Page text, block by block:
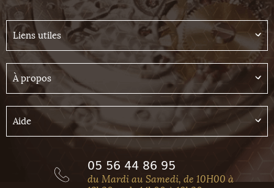
Liens utiles
À propos
Aide
05 56 44 86 95
du Mardi au Samedi, de 10H00 à